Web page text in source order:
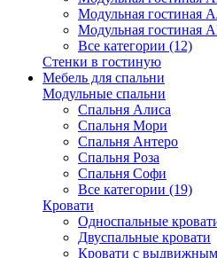
Модульная гостиная
Модульная гостиная
Все категории (12)
Стенки в гостиную
Мебель для спальни
Модульные спальни
Спальня Алиса
Спальня Мори
Спальня Антеро
Спальня Роза
Спальня Софи
Все категории (19)
Кровати
Односпальные
Двуспальные кровати
Кровати с